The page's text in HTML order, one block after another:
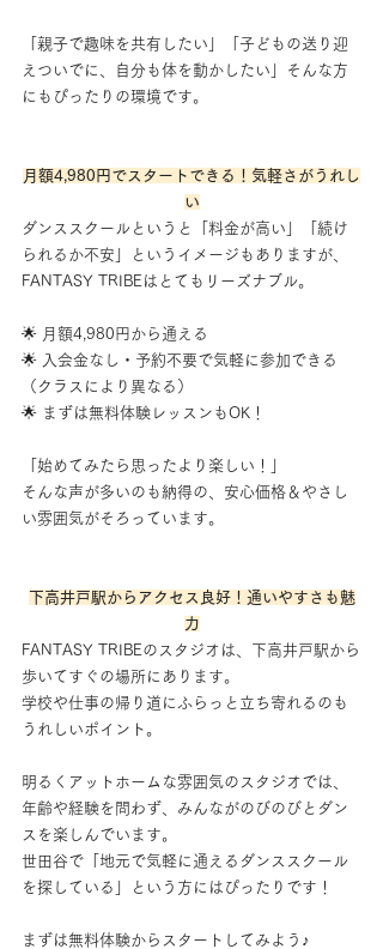
「親子で趣味を共有したい」「子どもの送り迎
えついでに、自分も体を動かしたい」そんな方
にもぴったりの環境です。
月額4,980円でスタートできる！気軽さがうれし
い
ダンススクールというと「料金が高い」「続け
られるか不安」というイメージもありますが、
FANTASY TRIBEはとてもリーズナブル。
🌟 月額4,980円から通える
🌟 入会金なし・予約不要で気軽に参加できる
（クラスにより異なる）
🌟 まずは無料体験レッスンもOK！
「始めてみたら思ったより楽しい！」
そんな声が多いのも納得の、安心価格＆やさし
い雰囲気がそろっています。
下高井戸駅からアクセス良好！通いやすさも魅
力
FANTASY TRIBEのスタジオは、下高井戸駅から
歩いてすぐの場所にあります。
学校や仕事の帰り道にふらっと立ち寄れるのも
うれしいポイント。
明るくアットホームな雰囲気のスタジオでは、
年齢や経験を問わず、みんながのびのびとダン
スを楽しんでいます。
世田谷で「地元で気軽に通えるダンススクール
を探している」という方にはぴったりです！
まずは無料体験からスタートしてみよう♪